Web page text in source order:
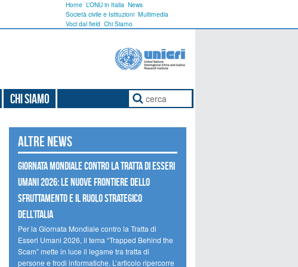
Home L’ONU in Italia News
Società civile e Istituzioni Multimedia
Voci dal field Chi Siamo
Chi Siamo
Altre news
GIORNATA MONDIALE CONTRO LA TRATTA DI ESSERI
UMANI 2026: LE NUOVE FRONTIERE DELLO
SFRUTTAMENTO E IL RUOLO STRATEGICO
DELL’ITALIA
Per la Giornata Mondiale contro la Tratta di
Esseri Umani 2026, il tema “Trapped Behind the
Scam” mette in luce il legame tra tratta di
persone e frodi informatiche. L’articolo ripercorre